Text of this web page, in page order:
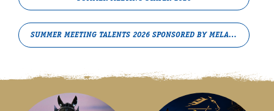
SUMMER MEETING TALENTS 2026 SPONSORED BY MELANDER STABLE